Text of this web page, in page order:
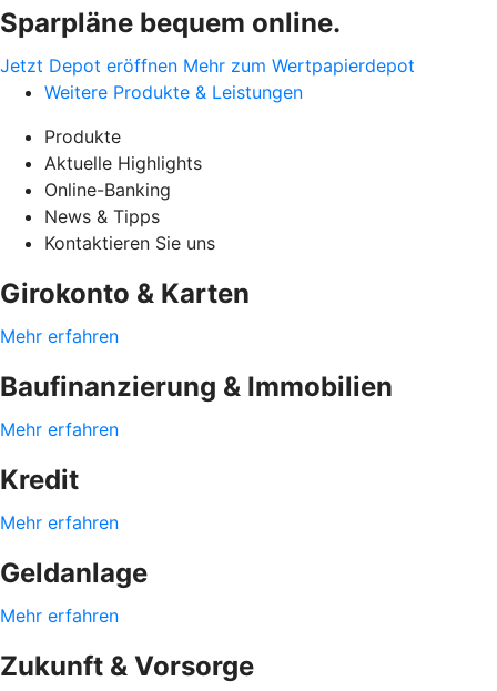
Sparpläne bequem online.
Jetzt Depot eröffnen Mehr zum Wertpapierdepot
Weitere Produkte & Leistungen
Produkte
Aktuelle Highlights
Online-Banking
News & Tipps
Kontaktieren Sie uns
Girokonto & Karten
Mehr erfahren
Baufinanzierung & Immobilien
Mehr erfahren
Kredit
Mehr erfahren
Geldanlage
Mehr erfahren
Zukunft & Vorsorge